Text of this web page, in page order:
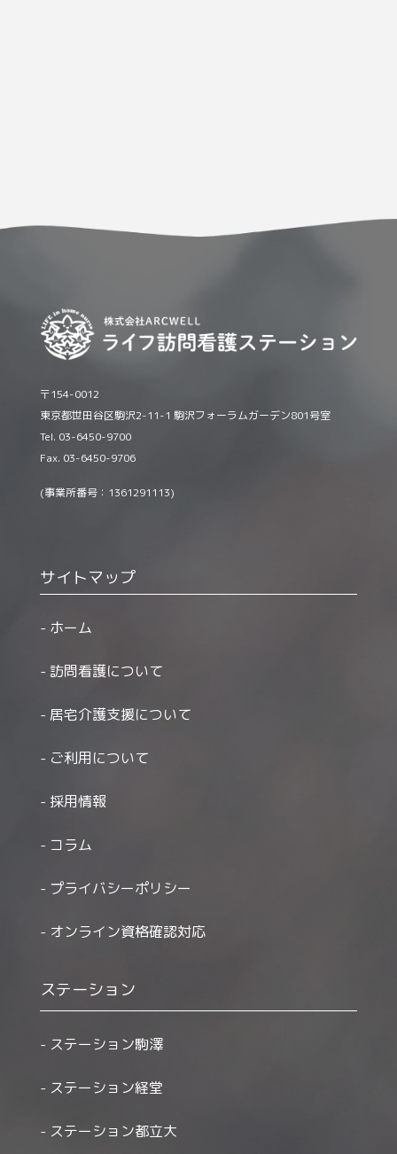
〒154-0012
東京都世田谷区駒沢2-11-1 駒沢フォーラムガーデン801号室
Tel. 03-6450-9700
Fax. 03-6450-9706
(事業所番号：1361291113)
サイトマップ
ホーム
訪問看護について
居宅介護支援について
ご利用について
採用情報
コラム
プライバシーポリシー
オンライン資格確認対応
ステーション
ステーション駒澤
ステーション経堂
ステーション都立大